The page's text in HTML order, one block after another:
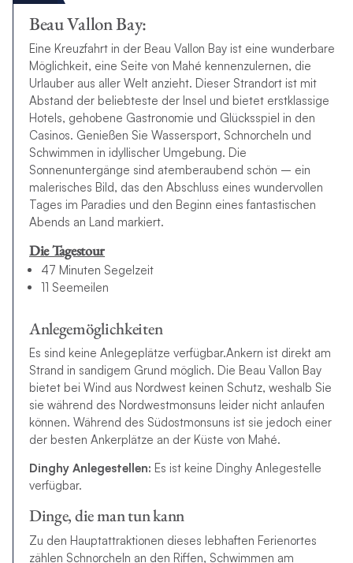
Beau Vallon Bay:
Eine Kreuzfahrt in der Beau Vallon Bay ist eine wunderbare
Möglichkeit, eine Seite von Mahé kennenzulernen, die
Urlauber aus aller Welt anzieht. Dieser Strandort ist mit
Abstand der beliebteste der Insel und bietet erstklassige
Hotels, gehobene Gastronomie und Glücksspiel in den
Casinos. Genießen Sie Wassersport, Schnorcheln und
Schwimmen in idyllischer Umgebung. Die
Sonnenuntergänge sind atemberaubend schön – ein
malerisches Bild, das den Abschluss eines wundervollen
Tages im Paradies und den Beginn eines fantastischen
Abends an Land markiert.
Die Tagestour
47 Minuten Segelzeit
11 Seemeilen
Anlegemöglichkeiten
Es sind keine Anlegeplätze verfügbar.Ankern ist direkt am
Strand in sandigem Grund möglich. Die Beau Vallon Bay
bietet bei Wind aus Nordwest keinen Schutz, weshalb Sie
sie während des Nordwestmonsuns leider nicht anlaufen
können. Während des Südostmonsuns ist sie jedoch einer
der besten Ankerplätze an der Küste von Mahé.
Dinghy Anlegestellen: Es ist keine Dinghy Anlegestelle
verfügbar.
Dinge, die man tun kann
Zu den Hauptattraktionen dieses lebhaften Ferienortes
zählen Schnorcheln an den Riffen, Schwimmen am